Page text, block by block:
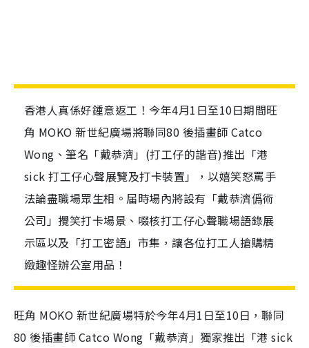
香港人真係好鍾意返工！今年4月1日至10日期間旺
角 MOKO 新世紀廣場將聯同80 後插畫師 Catco
Wong、筆名「戴恭濟」(打工仔的諧音)推出「港
sick 打工仔心聲展覽及打卡裝置」，以嬉笑怒罵手
法論盡職場眾生相。届時場內將設有「戴恭濟僞術
公司」攪笑打卡場景、啜核打工仔心聲職場語錄展
示區以及「打工密語」市集，讓各位打工人搶購精
緻趣怪辦公室用品！
旺角 MOKO 新世紀廣場特於今年4月1日至10日，聯同
80 後插畫師 Catco Wong「戴恭濟」獨家推出「港 sick